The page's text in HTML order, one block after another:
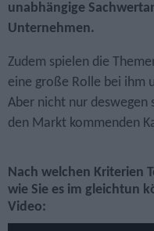
unabhängige
Unternehmen.
Zudem spielen die
eine große Rolle bei ihm
Aber nicht nur
den Markt kommenden
Nach welchen Kriterien
wie Sie es im gleichtun
Video: